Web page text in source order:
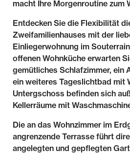
macht Ihre Morgenroutine zum
Entdecken Sie die Flexibilität
Zweifamilienhauses mit der
Einliegerwohnung im
offenen Wohnküche erwarten
gemütliches Schlafzimmer, ein
ein weiteres Tageslichtbad mit
Untergschoss befinden sich
Kellerräume mit
Die an das Wohnzimmer im
angrenzende Terrasse führt
angelegten und gepflegten